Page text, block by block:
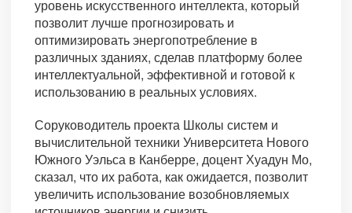
уровень искусственного интеллекта, который
позволит лучше прогнозировать и
оптимизировать энергопотребление в
различных зданиях, сделав платформу более
интеллектуальной, эффективной и готовой к
использованию в реальных условиях.
Соруководитель проекта Школы систем и
вычислительной техники Университета Нового
Южного Уэльса в Канберре, доцент Хуадун Мо,
сказал, что их работа, как ожидается, позволит
увеличить использование возобновляемых